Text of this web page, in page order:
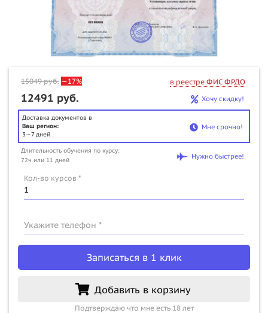
15049руб. —17% в реестре ФИС ФРДО
12491 руб. Хочу скидку!
Доставка документов в
Ваш регион:
3—7 дней
Мне срочно!
Длительность обучения по курсу:
72ч или 11 дней
Нужно быстрее!
Кол-во курсов *
Укажите телефон *
Записаться в 1 клик
Добавить в корзину
Подтверждаю что мне есть 18 лет